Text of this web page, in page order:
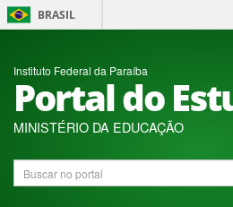
BRASIL
Instituto Federal da Paraíba
Portal do
MINISTÉRIO DA EDUCAÇÃO
Buscar
no